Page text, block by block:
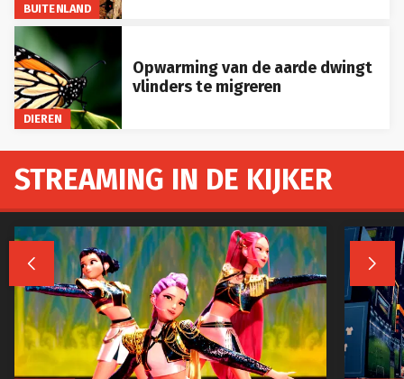
BUITENLAND
DIEREN
Opwarming van de aarde dwingt
vlinders te migreren
STREAMING IN DE KIJKER
 